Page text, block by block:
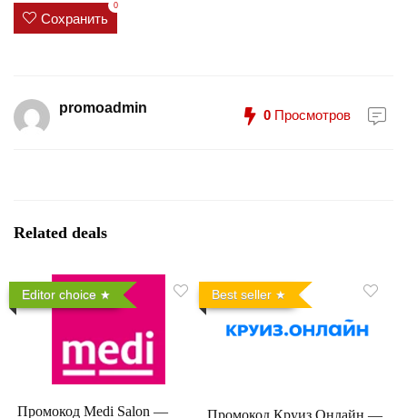
Сохранить
0
promoadmin 0 Просмотров
Related deals
Editor choice
Промокод Medi Salon —
Best seller
Промокод Круиз Онлайн —